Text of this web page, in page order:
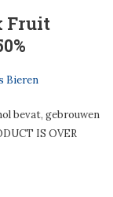
Fruit
Bieren
bevat, gebrouwen
IS OVER